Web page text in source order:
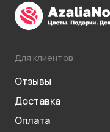
Для клиентов
Отзывы
Доставка
Оплата